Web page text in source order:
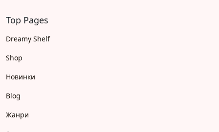
Top Pages
Dreamy Shelf
Shop
Новинки
Blog
Жанри